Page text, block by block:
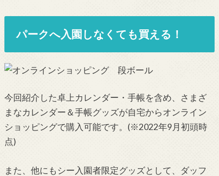
パークへ入園しなくても買える！
今回紹介した卓上カレンダー・手帳を含め、さまざ
まなカレンダー＆手帳グッズが自宅からオンライン
ショッピングで購入可能です。(※2022年9月初頭時
点)
また、他にもシー入園者限定グッズとして、ダッフ